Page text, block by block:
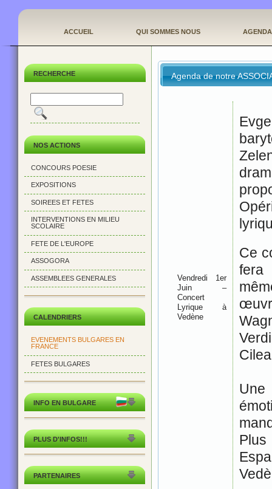
Agenda de notre
Vendredi 1er
Juin –
Concert
Lyrique à
Vedène
Ce
Cilea
ACCUEIL QUI SOMMES NOUS AGENDA
RECHERCHE
NOS ACTIONS
CONCOURS POESIE
EXPOSITIONS
SOIREES ET FETES
INTERVENTIONS EN MILIEU
SCOLAIRE
FETE DE L'EUROPE
ASSOGORA
ASSEMBLEES GENERALES
CALENDRIERS
EVENEMENTS BULGARES EN
FRANCE
FETES BULGARES
INFO EN BULGARE
PLUS D'INFOS!!!
PARTENAIRES